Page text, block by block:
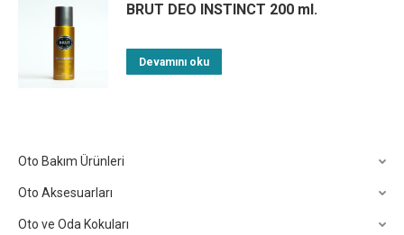
BRUT DEO INSTINCT 200 ml.
Devamını oku
Oto Bakım Ürünleri
Oto Aksesuarları
Oto ve Oda Kokuları